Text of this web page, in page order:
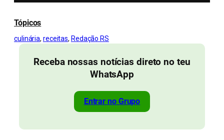
Tópicos
culinária, receitas, Redação RS
Receba nossas notícias direto no teu
WhatsApp
Entrar no Grupo